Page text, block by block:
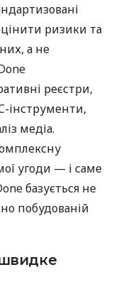
ризики та
а не
реєстри,
інструменти,
медіа.
угоди — і саме
базується не
побудованій